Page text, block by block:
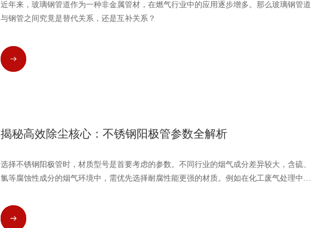
近年来，玻璃钢管道作为一种非金属管材，在燃气行业中的应用逐步增多。那么玻璃钢管道
与钢管之间究竟是替代关系，还是互补关系？
READ MORE
揭秘高效除尘核心：不锈钢阳极管参数全解析
选择不锈钢阳极管时，材质型号是首要考虑的参数。不同行业的烟气成分差异较大，含硫、
氯等腐蚀性成分的烟气环境中，需优先选择耐腐性能更强的材质。例如在化工废气处理中，
质不耐受导致的部件损耗。而在常规燃煤电厂烟气净化中，304 不锈钢阳极管的耐腐性能已
能满足需求，合理选择材质可平衡使用效果与成本。
READ MORE